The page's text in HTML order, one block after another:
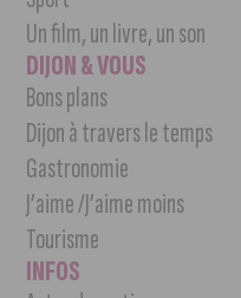
Un film, un livre, un son
DIJON & VOUS
Bons plans
Dijon à travers le temps
Gastronomie
J’aime /J’aime moins
Tourisme
INFOS